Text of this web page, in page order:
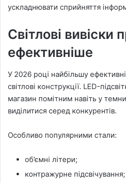
ускладнювати сприйняття
Світлові
ефективніше
У 2026 році найбільшу
світлові конструкції. LED-
магазин помітним навіть у
виділитися серед конкурентів.
Особливо популярними стали:
об’ємні літери;
контражурне підсвічування;